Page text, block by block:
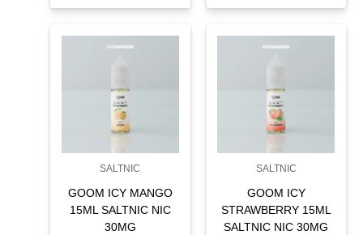
SALTNIC
GOOM ICY MANGO
15ML SALTNIC NIC
30MG
SALTNIC
GOOM ICY
STRAWBERRY 15ML
SALTNIC NIC 30MG